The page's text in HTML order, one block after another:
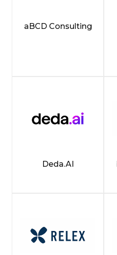
aBCD Consulting
Deda.AI